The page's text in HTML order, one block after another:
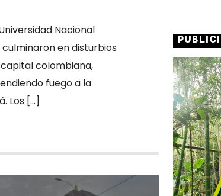
Nacional
en disturbios
colombiana,
fuego a la
Los […]